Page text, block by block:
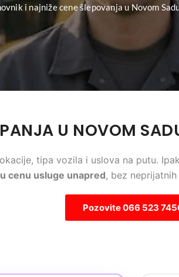
i najniže cene šlepovanja u Novom
U NOVOM
tipa vozila i uslova na putu.
cenu usluge unapred, bez neprijatnih
Pozovite 066 523